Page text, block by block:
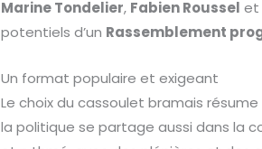
Marine Tondelier, Fabien Roussel et
potentiels d’un Rassemblement
Un format populaire et exigeant
Le choix du cassoulet bramais
la politique se partage aussi dans la